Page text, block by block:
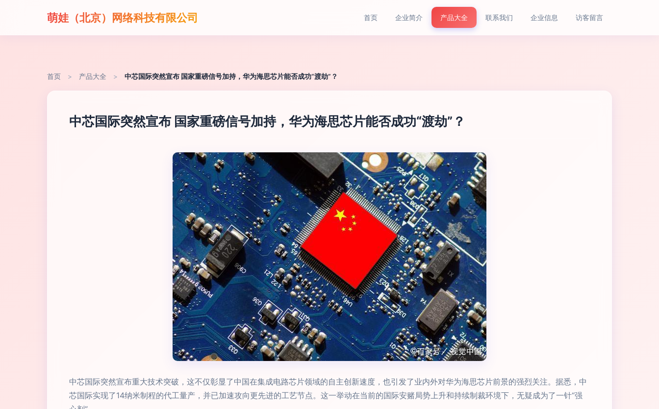
萌娃（北京）网络科技有限公司 首页 企业简介 产品大全 联系我们 企业信息 访客留言
首页 > 产品大全 > 中芯国际突然宣布 国家重磅信号加持，华为海思芯片能否成功“渡劫”？
中芯国际突然宣布 国家重磅信号加持，华为海思芯片能否成功“渡劫”？
中芯国际突然宣布重大技术突破，这不仅彰显了中国在集成电路芯片领域的自主创新速度，也引发了业内外对华为海思芯片前景的强烈关注。据悉，中
芯国际实现了14纳米制程的代工量产，并已加速攻向更先进的工艺节点。这一举动在当前的国际安赌局势上升和持续制裁环境下，无疑成为了一针“强